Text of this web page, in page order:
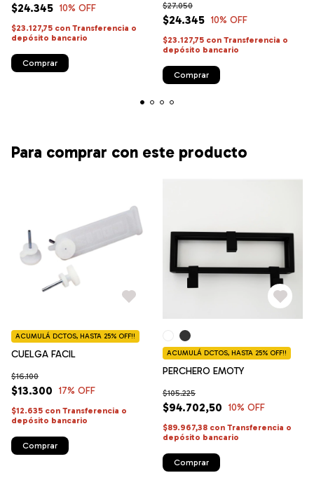
$24.345 10% OFF
$23.127,75 con Transferencia o
depósito bancario
Comprar
$24.345
$27.050
10% OFF
$23.127,75 con Transferencia o
depósito bancario
Comprar
Para comprar con este producto
CUELGA FACIL
$13.300
$16.100
17% OFF
ACUMULÁ DCTOS, HASTA 25% OFF!!
$12.635 con Transferencia o
depósito bancario
PERCHERO EMOTY
$94.702,50
$105.225
10% OFF
ACUMULÁ DCTOS, HASTA 25% OFF!!
$89.967,38 con Transferencia o
depósito bancario
Comprar